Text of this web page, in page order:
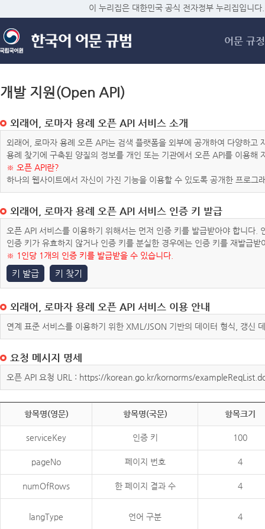
메
이 누리집은 대한민국 공식 전자정부 누리집입니다.
어문 규정
개발 지원(Open API)
외래어, 로마자 용례 오픈 API 서비스 소개
외래어, 로마자 용례 오픈 API는 검색 플랫폼을 외부에 공개하여 다양하
용례 찾기에 구축된 양질의 정보를 개인 또는 기관에서 오픈 API를 이용해
※ 오픈 API란?
하나의 웹사이트에서 자신이 가진 기능을 이용할 수 있도록 공개한 프로그
외래어, 로마자 용례 오픈 API 서비스 인증 키 발급
오픈 API 서비스를 이용하기 위해서는 먼저 인증 키를 발급받아야 합니다
인증 키가 유효하지 않거나 인증 키를 분실한 경우에는 인증 키를 재발급받
※ 1인당 1개의 인증 키를 발급받을 수 있습니다.
키 발급 키 찾기
외래어, 로마자 용례 오픈 API 서비스 이용 안내
연계 표준 서비스를 이용하기 위한 XML/JSON 기반의 데이터 형식, 갱신
요청 메시지 명세
오픈 API 요청 URL : https://korean.go.kr/kornorms/
항목명(영문) 항목명(국문) 항목크기
serviceKey 인증 키 100
pageNo 페이지 번호 4
numOfRows 한 페이지 결과 수 4
langType 언어 구분 4